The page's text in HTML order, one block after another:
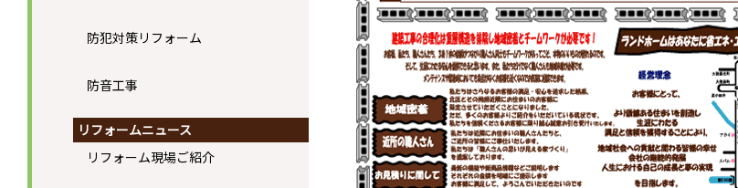
防犯対策リフォーム
防音工事
リフォームニュース
リフォーム現場ご紹介